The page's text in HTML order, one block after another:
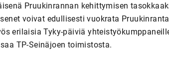
Pruukinrannan kehittymisen
voivat edullisesti vuokrata
erilaisia Tyky-päiviä
TP-Seinäjoen toimistosta.